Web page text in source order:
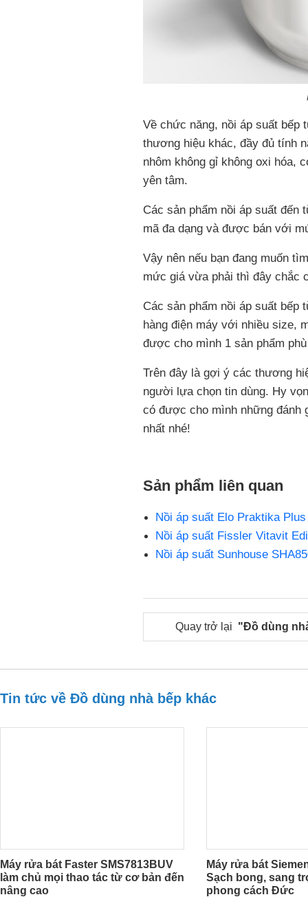
Về chức năng, nồi áp suất bếp
thương hiệu khác, đầy đủ tính
nhôm không gỉ không oxi hóa,
yên tâm.
Các sản phẩm nồi áp suất đến
mã đa dạng và được bán với
Vậy nên nếu bạn đang muốn
mức giá vừa phải thì đây chắc
Các sản phẩm nồi áp suất bếp
hàng điện máy với nhiều size,
được cho mình 1 sản phẩm
Trên đây là gợi ý các thương
người lựa chọn tin dùng. Hy
có được cho mình những đánh
nhất nhé!
Sản phẩm liên quan
Nồi áp suất Elo Praktika Plus
Nồi áp suất Fissler Vitavit
Nồi áp suất Sunhouse
Quay trở lại "Đồ dùng
Tin tức về Đồ dùng nhà bếp khác
Máy rửa bát Faster SMS7813BUV
làm chủ mọi thao tác từ cơ bản đến
nâng cao
Máy rửa bát
Sạch bong, sang
phong cách Đức